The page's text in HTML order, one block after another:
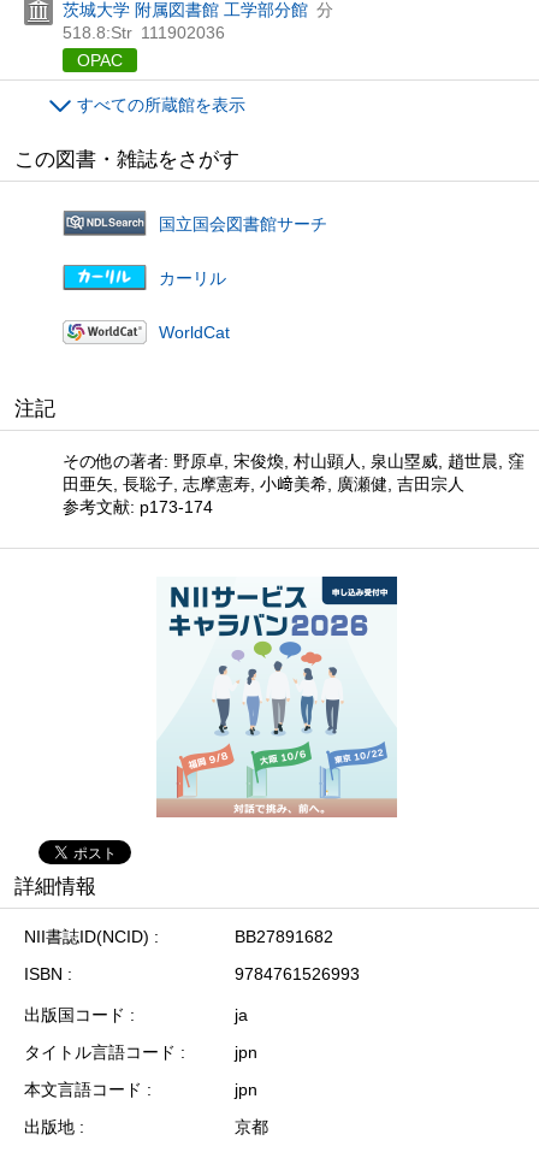
茨城大学 附属図書館 工学部分館 分
518.8:Str 111902036
OPAC
すべての所蔵館を表示
この図書・雑誌をさがす
国立国会図書館サーチ
カーリル
WorldCat
注記
その他の著者: 野原卓, 宋俊煥, 村山顕人, 泉山塁威, 趙世晨, 窪
田亜矢, 長聡子, 志摩憲寿, 小﨑美希, 廣瀬健, 吉田宗人
参考文献: p173-174
詳細情報
NII書誌ID(NCID)
BB27891682
ISBN
9784761526993
出版国コード
ja
タイトル言語コード
jpn
本文言語コード
jpn
出版地
京都